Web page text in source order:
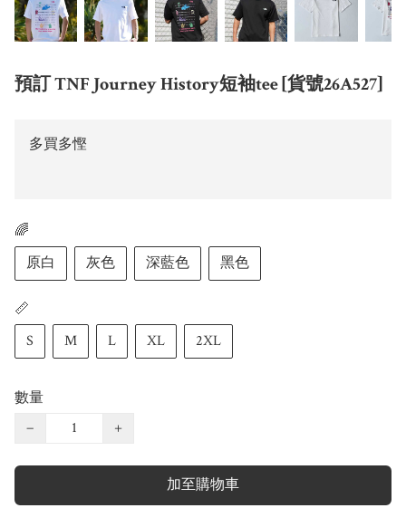
預訂 TNF Journey History短袖tee [貨號26A527]
多買多慳
🌈
原白
灰色 深藍色 黑色
📏
S
M L XL 2XL
數量
−
+
加至購物車